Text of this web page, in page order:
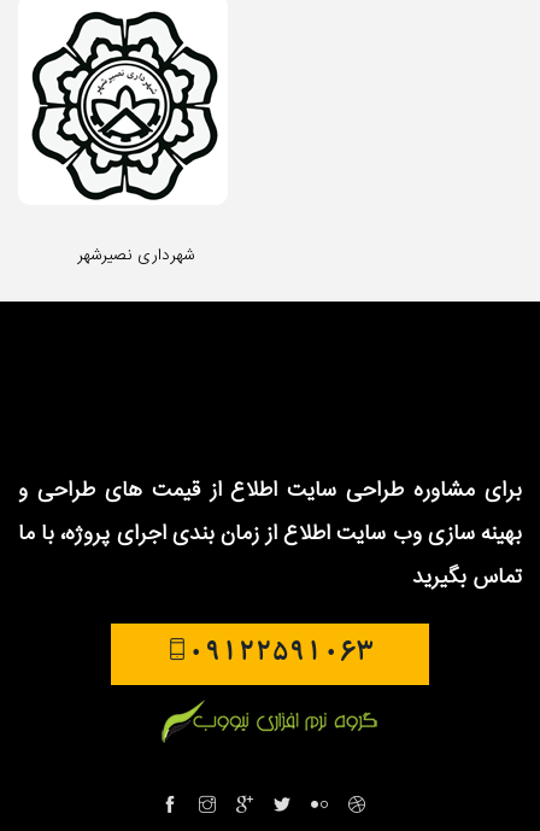
شهرداری نصیرشهر
برای مشاوره طراحی سایتاطلاع از قیمت های طراحی و
بهینه سازی وب سایتاطلاع از زمان بندی اجرای پروژه، با ما
تماس بگیرید
09122591063